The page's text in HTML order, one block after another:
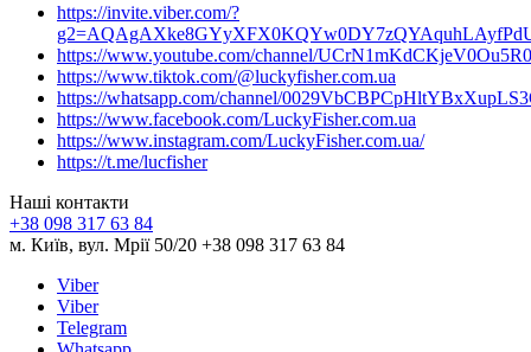
https://invite.viber.com/?
https://www.youtube.com/channel/
https://www.tiktok.com/@luckyfisher.com.ua
https://whatsapp.com/channel/
https://www.facebook.com/LuckyFisher.com.ua
https://www.instagram.com/LuckyFisher.com.ua/
https://t.me/lucfisher
Наші контакти
+38 098 317 63 84
м. Київ, вул. Мрії 50/20 +38 098 317 63 84
Viber
Viber
Telegram